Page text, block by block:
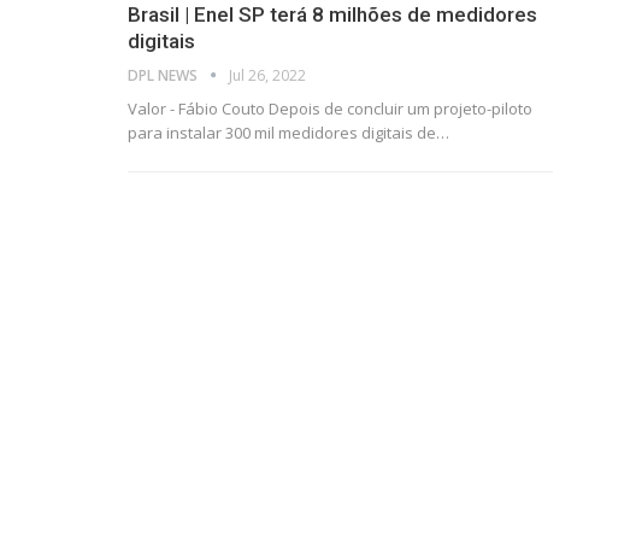
Brasil | Enel SP terá 8 milhões de medidores
digitais
DPL NEWS Jul 26, 2022
Valor - Fábio Couto Depois de concluir um projeto-piloto
para instalar 300 mil medidores digitais de…